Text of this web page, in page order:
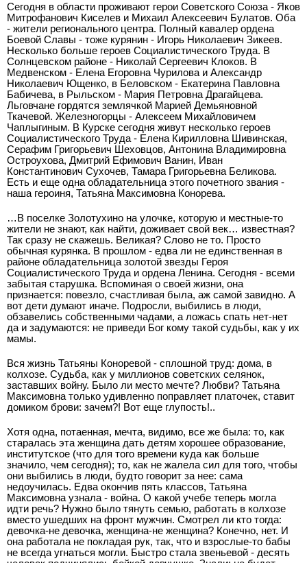
Сегодня в области проживают герои Советского Союза - Яков
Митрофанович Киселев и Михаил Алексеевич Булатов. Оба
- жители регионального центра. Полный кавалер ордена
Боевой Славы - тоже курянин - Игорь Николаевич Зикеев.
Несколько больше героев Социалистического Труда. В
Солнцевском районе - Николай Сергеевич Клоков. В
Медвенском - Елена Егоровна Чурилова и Александр
Николаевич Ющенко, в Беловском - Екатерина Павловна
Бабичева, в Рыльском - Мария Петровна Драгайцева.
Льговчане гордятся землячкой Марией Демьяновной
Ткачевой. Железногорцы - Алексеем Михайловичем
Чаплыгиным. В Курске сегодня живут несколько героев
Социалистического Труда - Елена Кирилловна Шивинская,
Серафим Григорьевич Шеховцов, Антонина Владимировна
Остроухова, Дмитрий Ефимович Ванин, Иван
Константинович Сухочев, Тамара Григорьевна Беликова.
Есть и еще одна обладательница этого почетного звания -
наша героиня, Татьяна Максимовна Конорева.
…В поселке Золотухино на улочке, которую и местные-то
жители не знают, как найти, доживает свой век… известная?
Так сразу не скажешь. Великая? Слово не то. Просто
обычная курянка. В прошлом - едва ли не единственная в
районе обладательница золотой звезды Героя
Социалистического Труда и ордена Ленина. Сегодня - всеми
забытая старушка. Вспоминая о своей жизни, она
признается: повезло, счастливая была, аж самой завидно. А
вот дети думают иначе. Подросли, выбились в люди,
обзавелись собственными чадами, а ложась спать нет-нет
да и задумаются: не приведи Бог кому такой судьбы, как у их
мамы.
Вся жизнь Татьяны Коноревой - сплошной труд: дома, в
колхозе. Судьба, как у миллионов советских селянок,
заставших войну. Было ли место мечте? Любви? Татьяна
Максимовна только удивленно поправляет платочек, ставит
домиком брови: зачем?! Вот еще глупость!..
Хотя одна, потаенная, мечта, видимо, все же была: то, как
старалась эта женщина дать детям хорошее образование,
институтское (что для того времени куда как больше
значило, чем сегодня); то, как не жалела сил для того, чтобы
они выбились в люди, будто говорит за нее: сама
недоучилась. Едва окончив пять классов, Татьяна
Максимовна узнала - война. О какой учебе теперь могла
идти речь? Нужно было тянуть семью, работать в колхозе
вместо ушедших на фронт мужчин. Смотрел ли кто тогда:
девочка-не девочка, женщина-не женщина? Конечно, нет. И
она работала не покладая рук, так, что и взрослые-то бабы
не всегда угнаться могли. Быстро стала звеньевой - десять